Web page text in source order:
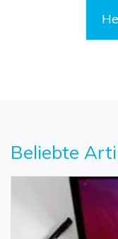
Beliebte